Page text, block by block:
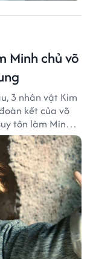
Minh chủ võ
3 nhân vật Kim
kết của võ
tôn làm Minh